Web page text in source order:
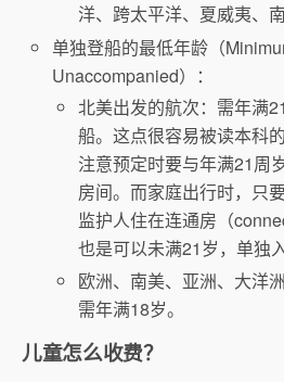
洋、跨太平洋、夏威夷、南
单独登船的最低年龄（
Unaccompanied）：
北美出发的航次：需年满
船。这点很容易被读本科
注意预定时要与年满21周
房间。而家庭出行时，只
监护人住在连通房（
也是可以未满21岁，单独
欧洲、南美、亚洲、大洋
需年满18岁。
儿童怎么收费？